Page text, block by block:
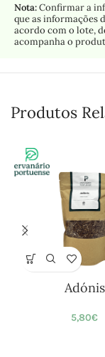
Nota:Confirmar a
que as informações
acordo com o lote,
acompanha o
Produtos
Adónis
5,80€